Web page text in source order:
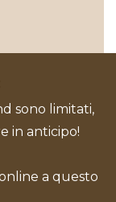
sono limitati,
in anticipo!
a questo